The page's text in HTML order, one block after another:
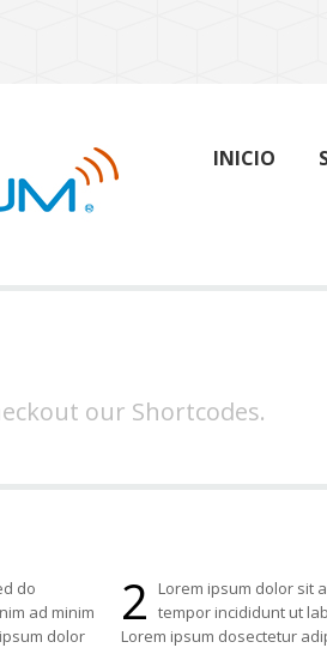
INICIO
our Shortcodes.
do
ad minim
dolor
2
Lorem ipsum dolor sit
tempor incididunt ut
Lorem ipsum dosectetur